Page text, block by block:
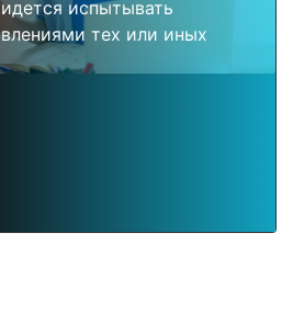
испытывать
тех или иных